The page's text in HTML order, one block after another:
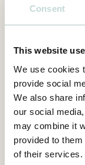
Consent
This website
We use cookies
provide social
We also share
our social
may combine it
provided to
of their services.
avtalat om
Hovrätten
presumtion
avtalets